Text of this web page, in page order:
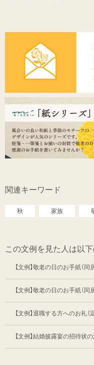
関連キーワード
秋 家族
この文例を見た人は以
【文例】敬老の日のお手紙（同
【文例】敬老の日のお手紙（
【文例】退職する方へのお礼
【文例】結婚披露宴の招待状